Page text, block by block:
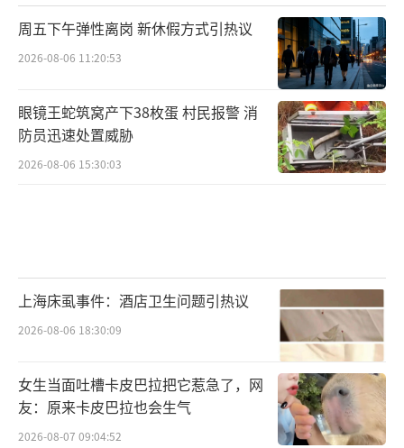
周五下午弹性离岗 新休假方式引热议
2026-08-06 11:20:53
眼镜王蛇筑窝产下38枚蛋 村民报警 消
防员迅速处置威胁
2026-08-06 15:30:03
上海床虱事件：酒店卫生问题引热议
2026-08-06 18:30:09
女生当面吐槽卡皮巴拉把它惹急了，网
友：原来卡皮巴拉也会生气
2026-08-07 09:04:52